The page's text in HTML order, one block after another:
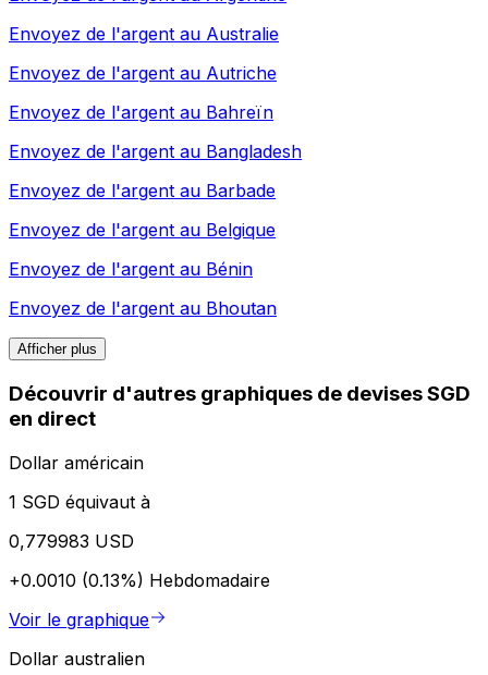
Envoyez de l'argent au Australie
Envoyez de l'argent au Autriche
Envoyez de l'argent au Bahreïn
Envoyez de l'argent au Bangladesh
Envoyez de l'argent au Barbade
Envoyez de l'argent au Belgique
Envoyez de l'argent au Bénin
Envoyez de l'argent au Bhoutan
Afficher plus
Découvrir d'autres graphiques de devises SGD
en direct
Dollar américain
1 SGD équivaut à
0,779983 USD
+0.0010 (0.13%) Hebdomadaire
Voir le graphique
Dollar australien